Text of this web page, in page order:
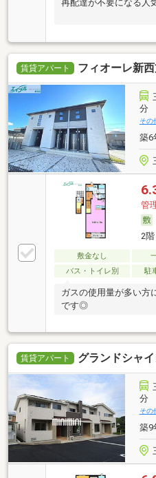
再配達が不要になる人
賃貸アパート フィオーレ新
分
その
築6
管
2
敷金なし
バス・トイレ別
駐
ガスの使用量が多い方
です◎
賃貸アパート グランドシャ
分
その
築9